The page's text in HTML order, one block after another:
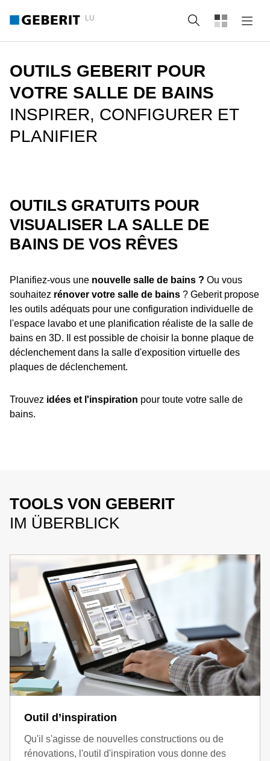
LU Recherche
OUTILS GEBERIT POUR
VOTRE SALLE DE BAINS
INSPIRER, CONFIGURER ET
PLANIFIER
OUTILS GRATUITS POUR
VISUALISER LA SALLE DE
BAINS DE VOS RÊVES
Planifiez-vous une nouvelle salle de bains ? Ou vous
souhaitez rénover votre salle de bains ? Geberit propose
les outils adéquats pour une configuration individuelle de
l'espace lavabo et une planification réaliste de la salle de
bains en 3D. Il est possible de choisir la bonne plaque de
déclenchement dans la salle d'exposition virtuelle des
plaques de déclenchement.
Trouvez idées et l'inspiration pour toute votre salle de
bains.
TOOLS VON GEBERIT
IM ÜBERBLICK
Outil d’inspiration
Qu'il s'agisse de nouvelles constructions ou de
rénovations, l'outil d'inspiration vous donne des